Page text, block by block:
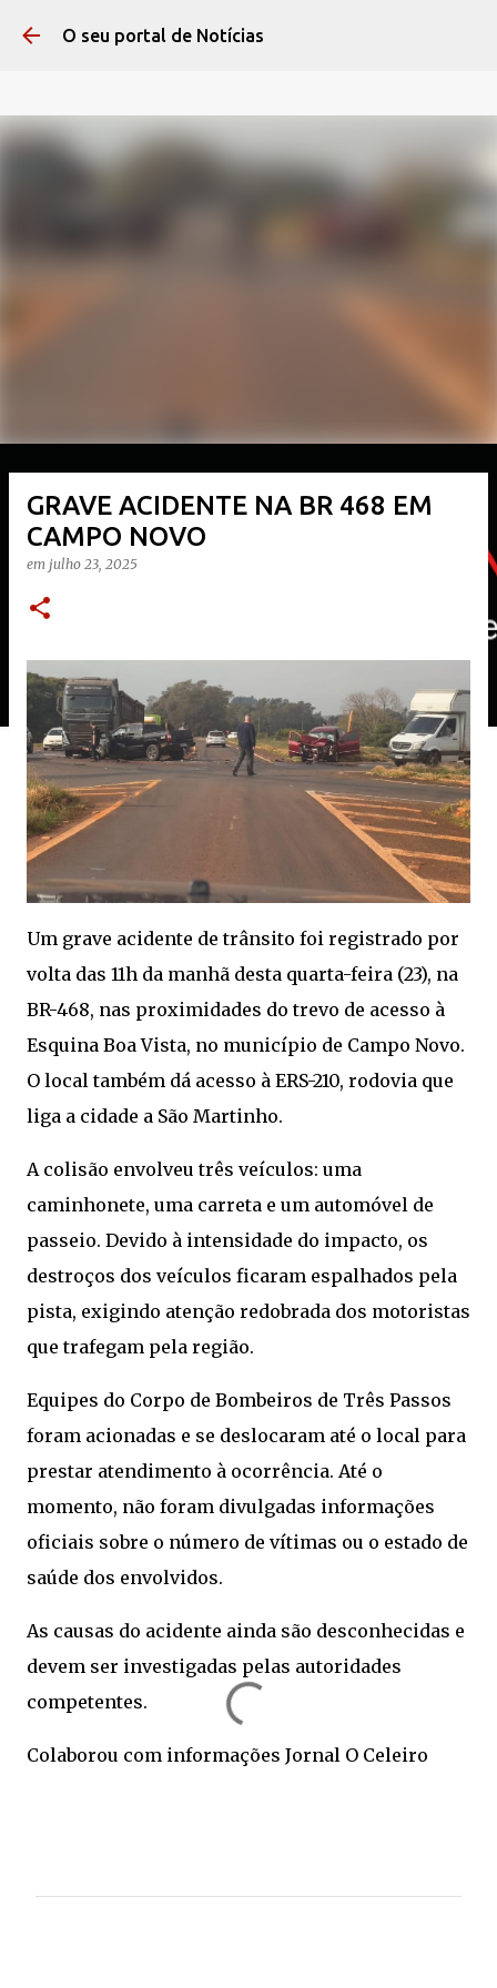
O seu portal de Notícias
GRAVE ACIDENTE NA BR 468 EM
CAMPO NOVO
em julho 23, 2025
Um grave acidente de trânsito foi registrado por
volta das 11h da manhã desta quarta-feira (23), na
BR-468, nas proximidades do trevo de acesso à
Esquina Boa Vista, no município de Campo Novo.
O local também dá acesso à ERS-210, rodovia que
liga a cidade a São Martinho.
A colisão envolveu três veículos: uma
caminhonete, uma carreta e um automóvel de
passeio. Devido à intensidade do impacto, os
destroços dos veículos ficaram espalhados pela
pista, exigindo atenção redobrada dos motoristas
que trafegam pela região.
Equipes do Corpo de Bombeiros de Três Passos
foram acionadas e se deslocaram até o local para
prestar atendimento à ocorrência. Até o
momento, não foram divulgadas informações
oficiais sobre o número de vítimas ou o estado de
saúde dos envolvidos.
As causas do acidente ainda são desconhecidas e
devem ser investigadas pelas autoridades
competentes.
Colaborou com informações Jornal O Celeiro